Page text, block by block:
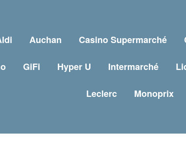
Auchan Casino Supermarché
GiFi Hyper U Intermarché
Leclerc Monoprix